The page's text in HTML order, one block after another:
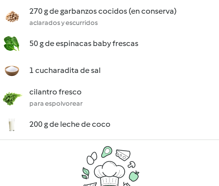
270 g de garbanzos cocidos (en conserva)
aclarados y escurridos
50 g de espinacas baby frescas
1 cucharadita de sal
cilantro fresco
para espolvorear
200 g de leche de coco